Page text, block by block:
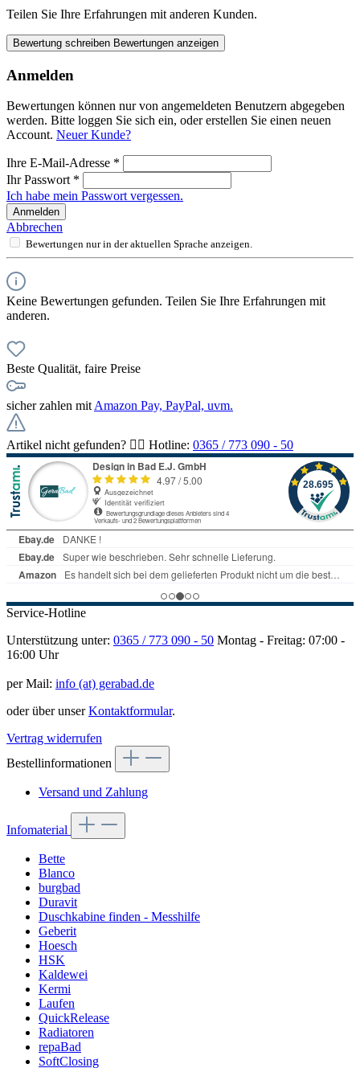
Teilen Sie Ihre Erfahrungen mit anderen Kunden.
Bewertung schreiben Bewertungen anzeigen
Anmelden
Bewertungen können nur von angemeldeten Benutzern abgegeben
werden. Bitte loggen Sie sich ein, oder erstellen Sie einen neuen
Account. Neuer Kunde?
Ihre E-Mail-Adresse *
Ihr Passwort *
Ich habe mein Passwort vergessen.
Anmelden
Abbrechen
Bewertungen nur in der aktuellen Sprache anzeigen.
Keine Bewertungen gefunden. Teilen Sie Ihre Erfahrungen mit
anderen.
Beste Qualität, faire Preise
sicher zahlen mit Amazon Pay, PayPal, uvm.
Artikel nicht gefunden? 👉🏻 Hotline: 0365 / 773 090 - 50
Service-Hotline
Unterstützung unter: 0365 / 773 090 - 50 Montag - Freitag: 07:00 -
16:00 Uhr
per Mail: info (at) gerabad.de
oder über unserKontaktformular.
Vertrag widerrufen
Bestellinformationen
Versand und Zahlung
Infomaterial
Bette
Blanco
burgbad
Duravit
Duschkabine finden - Messhilfe
Geberit
Hoesch
HSK
Kaldewei
Kermi
Laufen
QuickRelease
Radiatoren
repaBad
SoftClosing